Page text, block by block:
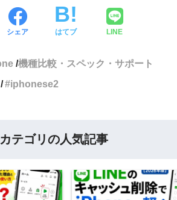
シェア はてブ LINE
機種比較・スペック・サポート
iphonese2
テゴリの人気記事